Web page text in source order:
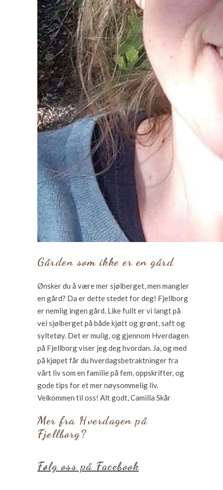
Gården som ikke er en gård
Ønsker du å være mer sjølberget, men mangler
en gård? Da er dette stedet for deg! Fjellborg
er nemlig ingen gård. Like fullt er vi langt på
vei sjølberget på både kjøtt og grønt, saft og
syltetøy. Det er mulig, og gjennom Hverdagen
på Fjellborg viser jeg deg hvordan. Ja, og med
på kjøpet får du hverdagsbetraktninger fra
vårt liv som en familie på fem, oppskrifter, og
gode tips for et mer nøysommelig liv.
Velkommen til oss! Alt godt, Camilla Skår
Mer fra Hverdagen på
Fjellborg?
Følg oss på Facebook